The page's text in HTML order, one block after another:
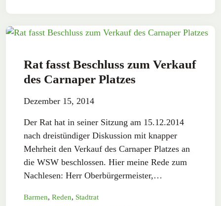
Rat fasst Beschluss zum Verkauf
des Carnaper Platzes
Dezember 15, 2014
Der Rat hat in seiner Sitzung am 15.12.2014
nach dreistündiger Diskussion mit knapper
Mehrheit den Verkauf des Carnaper Platzes an
die WSW beschlossen. Hier meine Rede zum
Nachlesen: Herr Oberbürgermeister,…
Barmen, Reden, Stadtrat